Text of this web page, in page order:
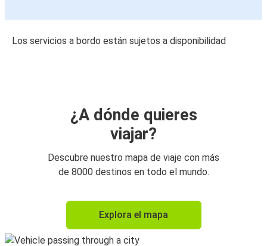
Los servicios a bordo están sujetos a disponibilidad
¿A dónde quieres
viajar?
Descubre nuestro mapa de viaje con más
de 8000 destinos en todo el mundo.
Explora el mapa